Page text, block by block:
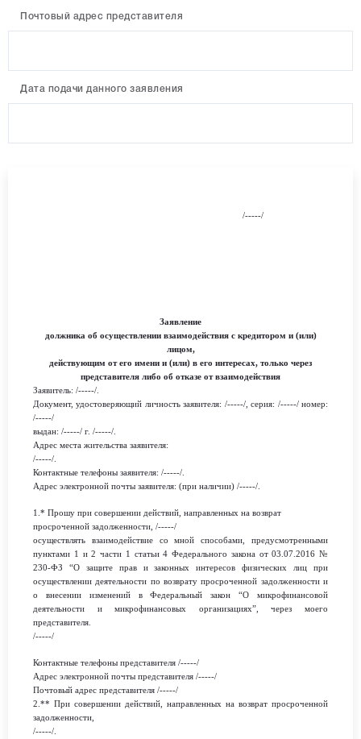
Почтовый адрес представителя
Дата подачи данного заявления
/-----/
Заявление
должника об осуществлении взаимодействия с кредитором и (или)
лицом,
действующим от его имени и (или) в его интересах, только через
представителя либо об отказе от взаимодействия
Заявитель: /-----/.
Документ, удостоверяющий личность заявителя: /-----/, серия: /-----/ номер:
/-----/
выдан: /-----/ г. /-----/.
Адрес места жительства заявителя:
/-----/.
Контактные телефоны заявителя: /-----/.
Адрес электронной почты заявителя: (при наличии) /-----/
1.* Прошу при совершении действий, направленных на возврат
просроченной задолженности, /-----/
осуществлять взаимодействие со мной способами, предусмотренными
пунктами 1 и 2 части 1 статьи 4 Федерального закона от 03.07.2016 №
230-ФЗ “О защите прав и законных интересов физических лиц при
осуществлении деятельности по возврату просроченной задолженности и
о внесении изменений в Федеральный закон “О микрофинансовой
деятельности и микрофинансовых организациях”, через моего
представителя.
/-----/
Контактные телефоны представителя /-----/
Адрес электронной почты представителя /-----/
Почтовый адрес представителя /-----/
2.** При совершении действий, направленных на возврат просроченной
задолженности,
/-----/.